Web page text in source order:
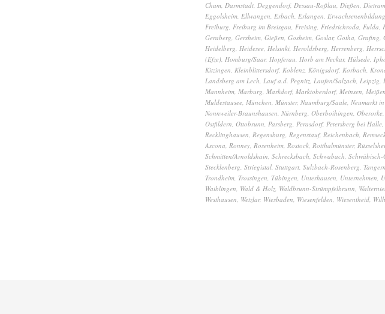
Cham, Darmstadt, Deggendorf, Dessau-Roßlau, Dießen,
Eggolsheim, Ellwangen, Erbach, Erlangen, Erwachsenenbildung
Freiburg, Freiburg im Breisgau, Freising, Friedrichroda, Fulda,
Geraberg, Gersheim, Gießen, Gosheim, Goslar, Gotha, Grafing,
Heidelberg, Heidesee, Helsinki, Heroldsberg, Herrenberg,
(Efze), Homburg/Saar, Hopferau, Horb am Neckar, Hülsede,
Kitzingen, Kleinblittersdorf, Koblenz, Königsdorf, Korbach,
Landsberg am Lech, Lauf a.d. Pegnitz, Laufen/Salzach, Leipzig,
Mannheim, Marburg, Markdorf, Marktoberdorf, Meinsen, Meißen
Muldestausee, München, Münster, Naumburg/Saale, Neumarkt
Nonnweiler-Braunshausen, Nürnberg, Oberboihingen, Oberorke,
Ostfildern, Ottobrunn, Parsberg, Perasdorf, Petersberg bei Halle,
Recklinghausen, Regensburg, Regenstauf, Reichenbach,
Ascona, Ronney, Rosenheim, Rostock, Rotthalmünster,
Schmitten/Arnoldshain, Schrecksbach, Schwabach,
Stecklenberg, Striegistal, Stuttgart, Sulzbach-Rosenberg,
Trondheim, Trossingen, Tübingen, Unterhausen, Unternehmen,
Waiblingen, Wald & Holz, Waldbrunn-Strümpfelbrunn,
Westhausen, Wetzlar, Wiesbaden, Wiesenfelden, Wiesentheid,